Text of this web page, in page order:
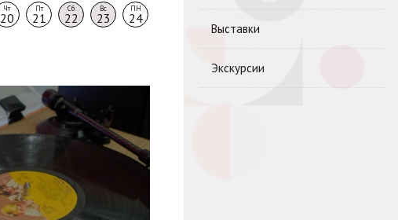
Чт
20
Пт
21
Сб
22
Вс
23
ПН
24
Выставки
Экскурсии